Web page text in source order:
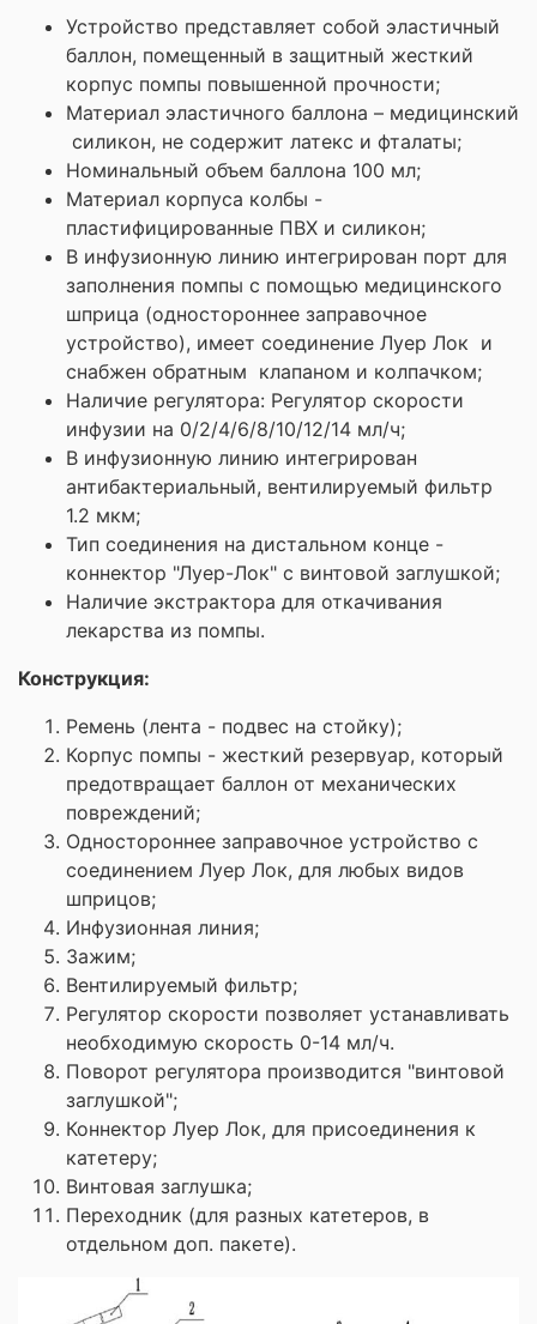
Устройство представляет собой эластичный
баллон, помещенный в защитный жесткий
корпус помпы повышенной прочности;
Материал эластичного баллона – медицинский
силикон, не содержит латекс и фталаты;
Номинальный объем баллона 100 мл;
Материал корпуса колбы -
пластифицированные ПВХ и силикон;
В инфузионную линию интегрирован порт для
заполнения помпы с помощью медицинского
шприца (одностороннее заправочное
устройство), имеет соединение Луер Лок и
снабжен обратным клапаном и колпачком;
Наличие регулятора: Регулятор скорости
инфузии на 0/2/4/6/8/10/12/14 мл/ч;
В инфузионную линию интегрирован
антибактериальный, вентилируемый фильтр
1.2 мкм;
Тип соединения на дистальном конце -
коннектор "Луер-Лок" с винтовой заглушкой;
Наличие экстрактора для откачивания
лекарства из помпы.
Конструкция:
Ремень (лента - подвес на стойку);
Корпус помпы - жесткий резервуар, который
предотвращает баллон от механических
повреждений;
Одностороннее заправочное устройство с
соединением Луер Лок, для любых видов
шприцов;
Инфузионная линия;
Зажим;
Вентилируемый фильтр;
Регулятор скорости позволяет устанавливать
необходимую скорость 0-14 мл/ч.
Поворот регулятора производится "винтовой
заглушкой";
Коннектор Луер Лок, для присоединения к
катетеру;
Винтовая заглушка;
Переходник (для разных катетеров, в
отдельном доп. пакете).